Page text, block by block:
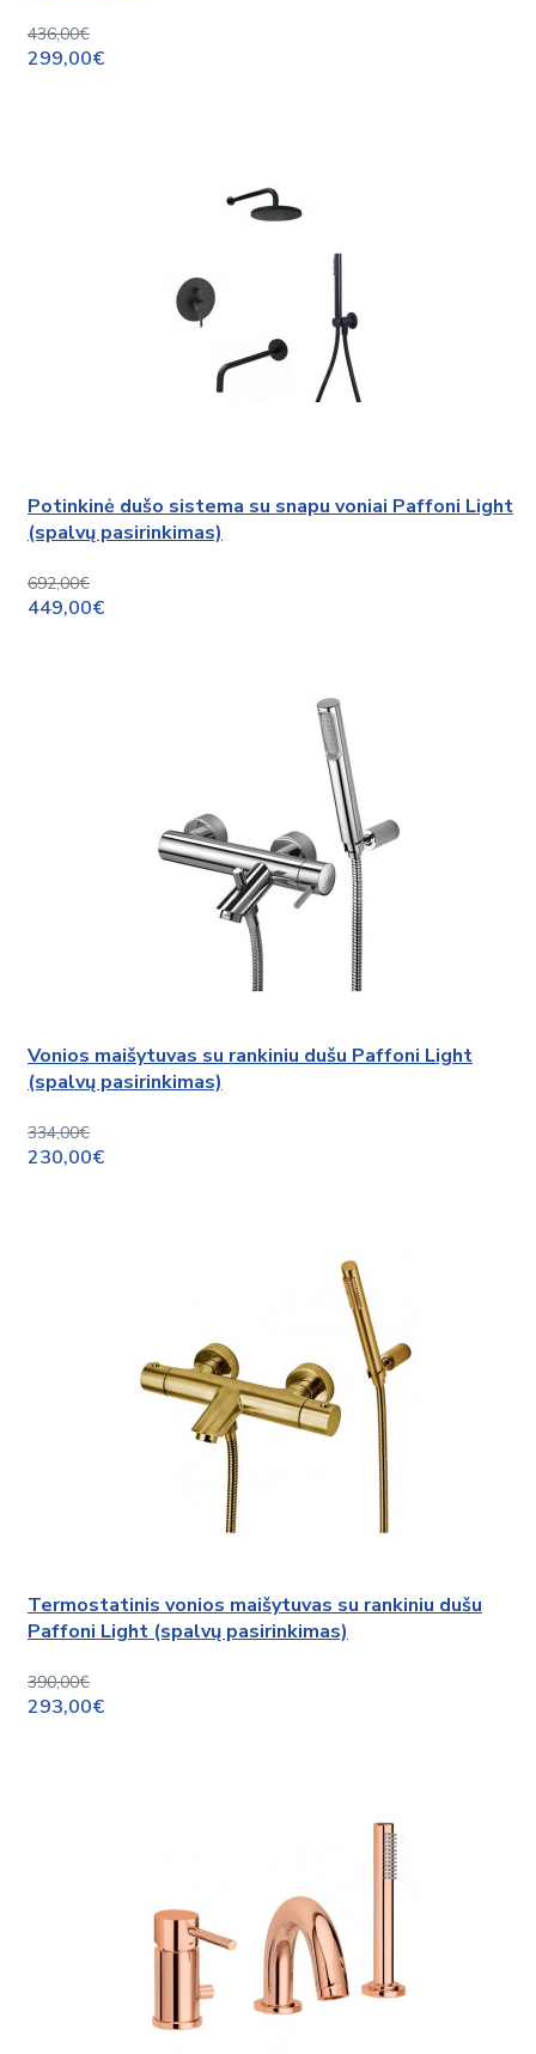
436,00€
299,00€
Potinkinė dušo sistema su snapu voniai Paffoni Light
(spalvų pasirinkimas)
692,00€
449,00€
Vonios maišytuvas su rankiniu dušu Paffoni Light
(spalvų pasirinkimas)
334,00€
230,00€
Termostatinis vonios maišytuvas su rankiniu dušu
Paffoni Light (spalvų pasirinkimas)
390,00€
293,00€